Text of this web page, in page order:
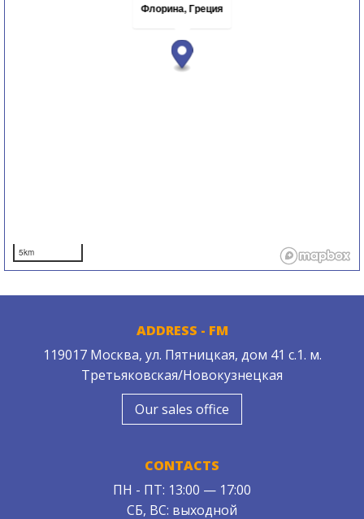
5km
Флорина, Греция
ADDRESS - FM
119017 Москва, ул. Пятницкая, дом 41 с.1. м.
Третьяковская/Новокузнецкая
Our sales office
CONTACTS
ПН - ПТ: 13:00 — 17:00
СБ, ВС: выходной